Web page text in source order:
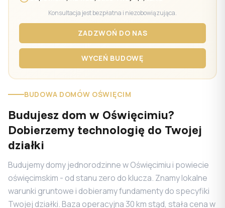
BUDOWA DOMÓW OŚWIĘCIM
Budujesz dom w Oświęcimiu?
Dobierzemy technologię do Twojej
działki
Budujemy domy jednorodzinne w Oświęcimiu i powiecie
oświęcimskim - od stanu zero do klucza. Znamy lokalne
warunki gruntowe i dobieramy fundamenty do specyfiki
Twojej działki. Baza operacyjna 30 km stąd, stała cena w
Konsultacja jest bezpłatna i niezobowiązująca.
ZADZWOŃ DO NAS
WYCEŃ BUDOWĘ